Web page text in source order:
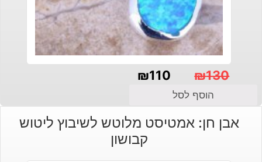
₪130
המקורי
היה:
₪110
הנוכחי
הוא:
הוסף לסל
אבן חן: אמטיסט מלוטש לשיבוץ ליטוש
קבושון